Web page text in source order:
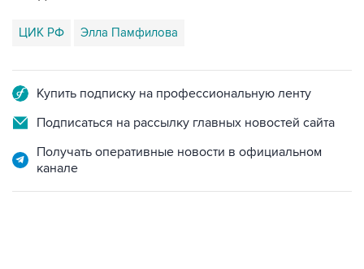
Подписаться на рассылку главных новостей сайта
Получать оперативные новости в официальном